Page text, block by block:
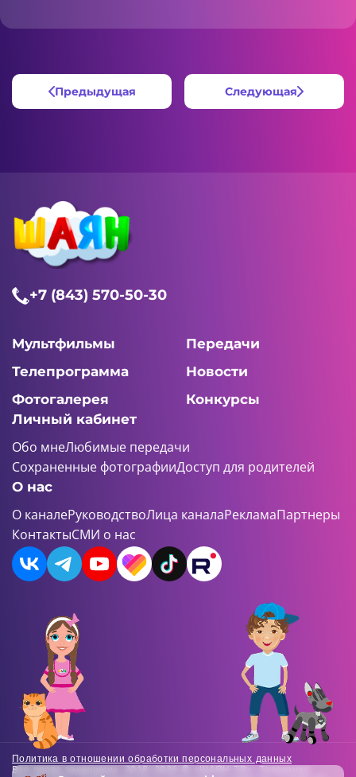
Предыдущая Следующая
+7 (843) 570-50-30
Мультфильмы
Передачи
Телепрограмма
Новости
Фотогалерея
Конкурсы
Личный кабинет
Обо мнеЛюбимые передачи
Сохраненные фотографииДоступ для родителей
О нас
О каналеРуководствоЛица каналаРекламаПартнеры
КонтактыСМИ о нас
Политика в отношении обработки персональных данных
Все права защищены. 2018-2026 © «ШАЯН ТВ». Телеканал